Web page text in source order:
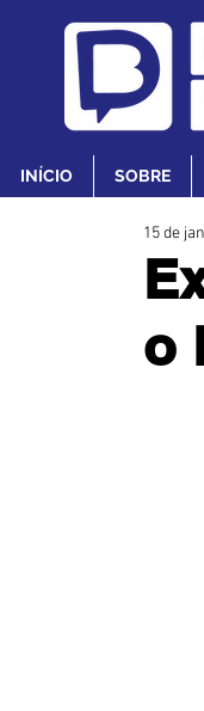
INÍCIO SOBRE
o
15 de